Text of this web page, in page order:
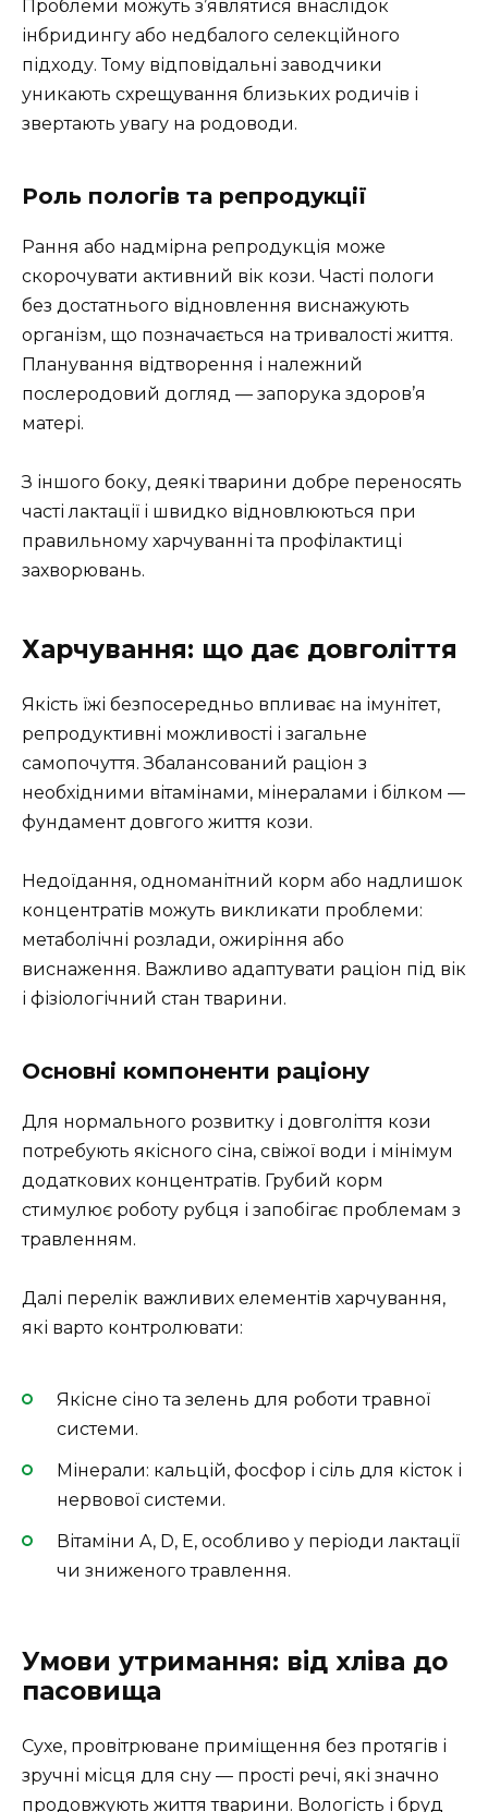
Проблеми можуть з’являтися внаслідок
інбридингу або недбалого селекційного
підходу. Тому відповідальні заводчики
уникають схрещування близьких родичів і
звертають увагу на родоводи.
Роль пологів та репродукції
Рання або надмірна репродукція може
скорочувати активний вік кози. Часті пологи
без достатнього відновлення виснажують
організм, що позначається на тривалості життя.
Планування відтворення і належний
послеродовий догляд — запорука здоров’я
матері.
З іншого боку, деякі тварини добре переносять
часті лактації і швидко відновлюються при
правильному харчуванні та профілактиці
захворювань.
Харчування: що дає довголіття
Якість їжі безпосередньо впливає на імунітет,
репродуктивні можливості і загальне
самопочуття. Збалансований раціон з
необхідними вітамінами, мінералами і білком —
фундамент довгого життя кози.
Недоїдання, одноманітний корм або надлишок
концентратів можуть викликати проблеми:
метаболічні розлади, ожиріння або
виснаження. Важливо адаптувати раціон під вік
і фізіологічний стан тварини.
Основні компоненти раціону
Для нормального розвитку і довголіття кози
потребують якісного сіна, свіжої води і мінімум
додаткових концентратів. Грубий корм
стимулює роботу рубця і запобігає проблемам з
травленням.
Далі перелік важливих елементів харчування,
які варто контролювати:
Якісне сіно та зелень для роботи травної
системи.
Мінерали: кальцій, фосфор і сіль для кісток і
нервової системи.
Вітаміни A, D, E, особливо у періоди лактації
чи зниженого травлення.
Умови утримання: від хліва до
пасовища
Сухе, провітрюване приміщення без протягів і
зручні місця для сну — прості речі, які значно
продовжують життя тварини. Вологість і бруд